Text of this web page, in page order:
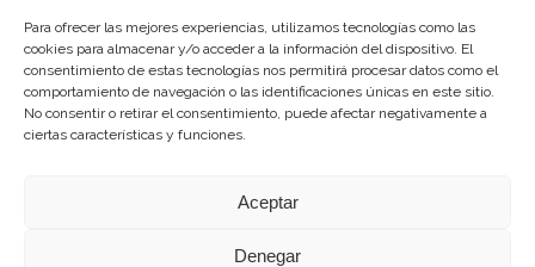
Para ofrecer las mejores experiencias, utilizamos tecnologías como las
cookies para almacenar y/o acceder a la información del dispositivo. El
consentimiento de estas tecnologías nos permitirá procesar datos como el
comportamiento de navegación o las identificaciones únicas en este sitio.
No consentir o retirar el consentimiento, puede afectar negativamente a
ciertas características y funciones.
Aceptar
Denegar
La gestión de la DOP Lanzarote realizada por este Consejo Regulador es financiada,
con fondos provenientes del presupuesto de gastos del Instituto Canario de
Calidad Agroalimentaria